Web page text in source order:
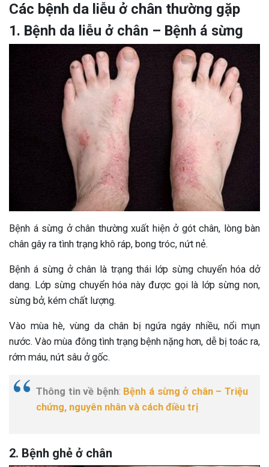
Các bệnh da liễu ở chân thường gặp
1. Bệnh da liễu ở chân – Bệnh á sừng
Bệnh á sừng ở chân thường xuất hiện ở gót chân, lòng bàn
chân gây ra tình trạng khô ráp, bong tróc, nứt nẻ.
Bệnh á sừng ở chân là trạng thái lớp sừng chuyển hóa dở
dang. Lớp sừng chuyển hóa này được gọi là lớp sừng non,
sừng bở, kém chất lượng.
Vào mùa hè, vùng da chân bị ngứa ngáy nhiều, nổi mụn
nước. Vào mùa đông tình trạng bệnh nặng hơn, dễ bị toác ra,
rớm máu, nứt sâu ở gốc.
Thông tin về bệnh: Bệnh á sừng ở chân – Triệu
chứng, nguyên nhân và cách điều trị
2. Bệnh ghẻ ở chân